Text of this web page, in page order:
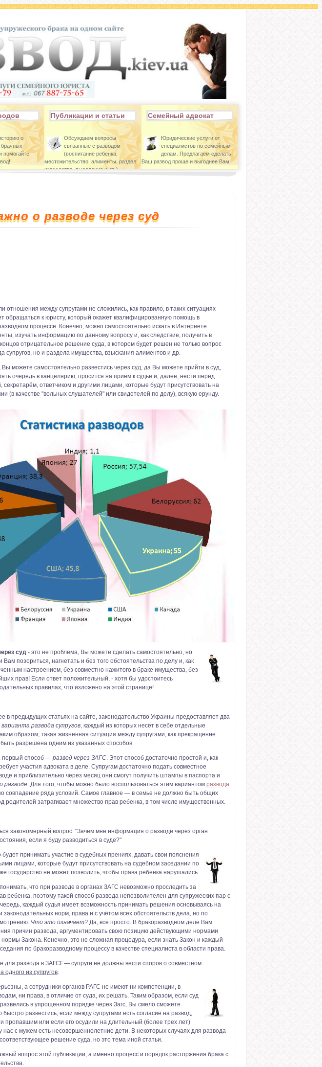
о
брачных
помогайте
Публикации и статьи
Обсуждаем вопросы
связанные с разводом
(воспитание ребенка,
местожительство, алименты, раздел
имущества, выселение и др.)
Семейный адвокат
Юридические услуги от
специалистов по семейным
делам. Предлагаем сделать
Ваш развод проще и выгоднее Вам!
о разводе через суд
отношения между супругами не сложились, как правило, в таких ситуациях
обращаться к юристу, который окажет квалифицированную помощь в
процессе. Конечно, можно самостоятельно искать в Интернете
изучать информацию по данному вопросу и, как следствие, получить в
отрицательное решение суда, в котором будет решен не только вопрос
супругов, но и раздела имущества, взыскания алиментов и др.
Вы можете самостоятельно развестись через суд, да Вы можете прийти в суд,
очередь в канцелярию, просится на приём к судье и, далее, нести перед
секретарём, ответчиком и другими лицами, которые будут присутствовать на
(в качестве "вольных слушателей" или свидетелей по делу), всякую ерунду.
суд - это не проблема, Вы можете сделать самостоятельно, но
позориться, нагнетать и без того обстоятельства по делу и, как
настроением, без совместно нажитого в браке имущества, без
прав! Если ответ положительный, - хотя бы удостоитесь
правилах, что изложено на этой странице!
в предыдущих статьях на сайте, законодательство Украины предоставляет два
варианта развода супругов , каждый из которых несёт в себе отдельные
образом, такая жизненная ситуация между супругами, как прекращение
разрешена одним из указанных способов.
первый способ — развод через ЗАГС . Этот способ достаточно простой и, как
участия адвоката в деле. Супругам достаточно подать совместное
и приблизительно через месяц они смогут получить штампы в паспорта и
разводе . Для того, чтобы можно было воспользоваться этим вариантом развода
совпадение ряда условий. Самое главное — в семье не должно быть общих
родителей затрагивает множество прав ребенка, в том числе имущественных.
закономерный вопрос: "Зачем мне информация о разводе через орган
если я буду разводиться в суде?"
принимать участие в судебных прениях, давать свои пояснения
лицами, которые будут присутствовать на судебном заседании по
государство не может позволить, чтобы права ребенка нарушались.
что при разводе в органах ЗАГС невозможно проследить за
ребенка, поэтому такой способ развода непозволителен для супружеских пар с
каждый судья имеет возможность принимать решения основываясь на
законодательных норм, права и с учётом всех обстоятельств дела, но по
Что это означает? Да, всё просто. В бракоразводном деле Вам
причин развода, аргументировать свою позицию действующими нормами
нормы Закона. Конечно, это не сложная процедура, если знать Закон и каждый
по бракоразводному процессу в качестве специалиста в области права.
для развода в ЗАГСЕ— супруги не должны вести споров о совместном
одного из супругов
а сотрудники органов РАГС не имеют ни компетенции, в
ни права, в отличие от суда, их решать. Таким образом, если суд
в упрощенном порядке через Загс, Вы смело сможете
развестись, если между супругами есть согласие на развод,
пропавшим или если его осудили на длительный (более трех лет)
с мужем есть несовершеннолетние дети. В некоторых случаях для развода
решение суда, но это тема иной статьи.
вопрос этой публикации, а именно процесс и порядок расторжения брака с